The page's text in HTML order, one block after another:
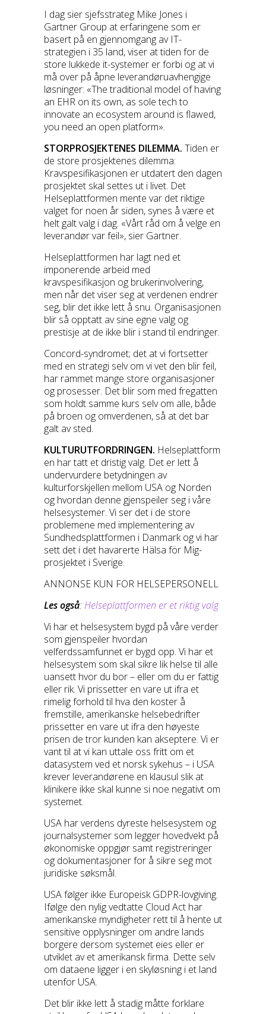
I dag sier sjefsstrateg Mike Jones i
Gartner Group at erfaringene som er
basert på en gjennomgang av IT-
strategien i 35 land, viser at tiden for de
store lukkede it-systemer er forbi og at vi
må over på åpne leverandøruavhengige
løsninger: «The traditional model of having
an EHR on its own, as sole tech to
innovate an ecosystem around is flawed,
you need an open platform».
STORPROSJEKTENES DILEMMA. Tiden er
de store prosjektenes dilemma:
Kravspesifikasjonen er utdatert den dagen
prosjektet skal settes ut i livet. Det
Helseplattformen mente var det riktige
valget for noen år siden, synes å være et
helt galt valg i dag. «Vårt råd om å velge en
leverandør var feil», sier Gartner.
Helseplattformen har lagt ned et
imponerende arbeid med
kravspesifikasjon og brukerinvolvering,
men når det viser seg at verdenen endrer
seg, blir det ikke lett å snu. Organisasjonen
blir så opptatt av sine egne valg og
prestisje at de ikke blir i stand til endringer.
Concord-syndromet; det at vi fortsetter
med en strategi selv om vi vet den blir feil,
har rammet mange store organisasjoner
og prosesser. Det blir som med fregatten
som holdt samme kurs selv om alle, både
på broen og omverdenen, så at det bar
galt av sted.
KULTURUTFORDRINGEN. Helseplattform
en har tatt et dristig valg. Det er lett å
undervurdere betydningen av
kulturforskjellen mellom USA og Norden
og hvordan denne gjenspeiler seg i våre
helsesystemer. Vi ser det i de store
problemene med implementering av
Sundhedsplattformen i Danmark og vi har
sett det i det havarerte Hälsa för Mig-
prosjektet i Sverige.
ANNONSE KUN FOR HELSEPERSONELL
Les også:Helseplattformen er et riktig valg
Vi har et helsesystem bygd på våre verder
som gjenspeiler hvordan
velferdssamfunnet er bygd opp. Vi har et
helsesystem som skal sikre lik helse til alle
uansett hvor du bor – eller om du er fattig
eller rik. Vi prissetter en vare ut ifra et
rimelig forhold til hva den koster å
fremstille, amerikanske helsebedrifter
prissetter en vare ut ifra den høyeste
prisen de tror kunden kan akseptere. Vi er
vant til at vi kan uttale oss fritt om et
datasystem ved et norsk sykehus – i USA
krever leverandørene en klausul slik at
klinikere ikke skal kunne si noe negativt om
systemet.
USA har verdens dyreste helsesystem og
journalsystemer som legger hovedvekt på
økonomiske oppgjør samt registreringer
og dokumentasjoner for å sikre seg mot
juridiske søksmål.
USA følger ikke Europeisk GDPR-lovgiving.
Ifølge den nylig vedtatte Cloud Act har
amerikanske myndigheter rett til å hente ut
sensitive opplysninger om andre lands
borgere dersom systemet eies eller er
utviklet av et amerikansk firma. Dette selv
om dataene ligger i en skyløsning i et land
utenfor USA.
Det blir ikke lett å stadig måtte forklare